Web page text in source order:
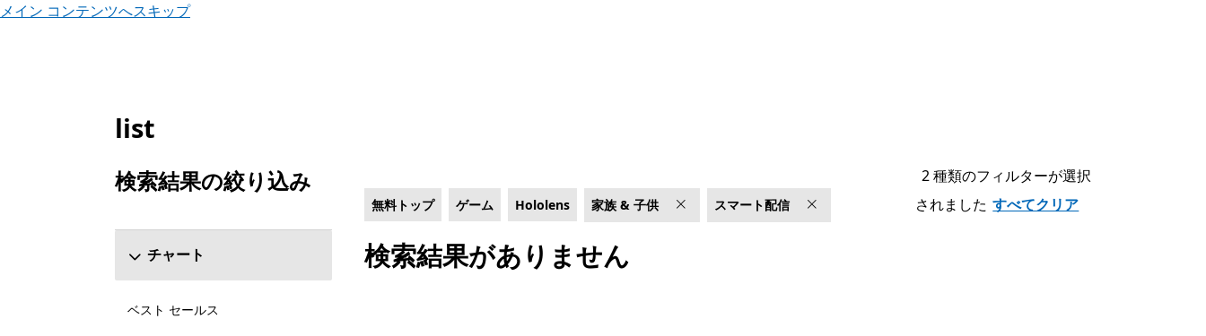
メイン コンテンツへスキップ
Microsoft.com をリスト
list
検索結果の絞り込み
[検索結果の絞り込み] セクションをスキップする
チャート
ベスト セールス
無料トップ ゲーム Hololens 家族 & 子供 スマート配信
2 種類のフィルターが選択
されました すべてクリア
検索結果がありません